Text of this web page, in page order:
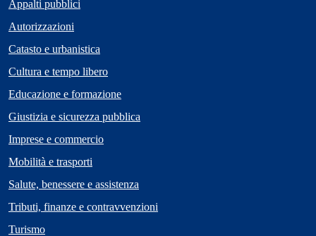
Appalti pubblici
Autorizzazioni
Catasto e urbanistica
Cultura e tempo libero
Educazione e formazione
Giustizia e sicurezza pubblica
Imprese e commercio
Mobilità e trasporti
Salute, benessere e assistenza
Tributi, finanze e contravvenzioni
Turismo